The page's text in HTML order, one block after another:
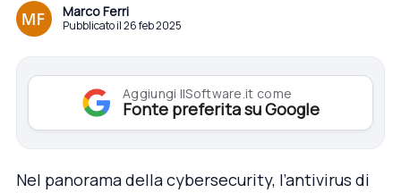
Marco Ferri
Pubblicato il 26 feb 2025
Aggiungi IlSoftware.it come
Fonte preferita su Google
Nel panorama della cybersecurity, l’antivirus di